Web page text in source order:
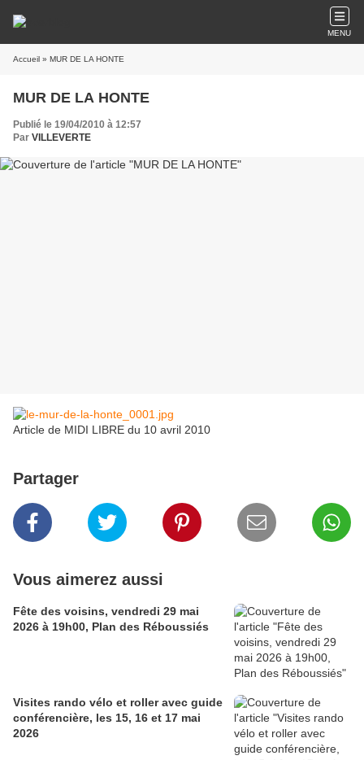
MENU
Accueil » MUR DE LA HONTE
MUR DE LA HONTE
Publié le 19/04/2010 à 12:57
Par VILLEVERTE
Article de MIDI LIBRE du 10 avril 2010
Partager
Vous aimerez aussi
Fête des voisins, vendredi 29 mai
2026 à 19h00, Plan des Réboussiés
Visites rando vélo et roller avec guide
conférencière, les 15, 16 et 17 mai
2026